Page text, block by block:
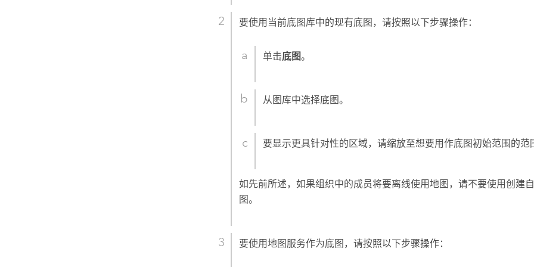
要使用当前底图库中的现有底图，请按照以下步骤操作：
单击底图。
从图库中选择底图。
要显示更具针对性的区域，请缩放至想要用作底图初始范围的范
如先前所述，如果组织中的成员将要离线使用地图，请不要使用创建
图。
要使用地图服务作为底图，请按照以下步骤操作：